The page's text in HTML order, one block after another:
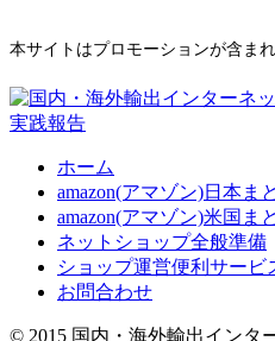
本サイトはプロモーションが含ま
ホーム
amazon(アマゾン)日本ま
amazon(アマゾン)米国ま
ネットショップ全般準備
ショップ運営便利サービ
お問合わせ
© 2015 国内・海外輸出イン